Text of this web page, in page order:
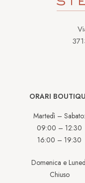
ORARI
Martedì – Sabato:
09:00 – 12:30
16:00 – 19:30
Domenica e
Chiuso